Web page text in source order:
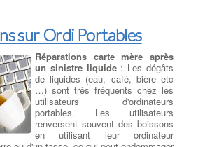
: Toujours
les
sont de
de
un bon
PC , votre
augmentez la taille de la mémoire
. à CHERBOURG-OCTEVILLE De la
128 Go de 400 MHz à 4333 MHz, les
parmi les plus grandes marques
sur Ordi Portables
Réparations carte mère après
un sinistre liquide: Les dégâts
de liquides (eau, café, bière etc
…) sont très fréquents chez les
utilisateurs d'ordinateurs
portables. Les utilisateurs
renversent souvent des boissons
en utilisant leur ordinateur